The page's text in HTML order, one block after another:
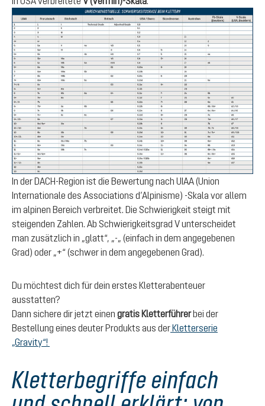
In der DACH-Region ist die Bewertung nach UIAA (Union
Internationale des Associations d’Alpinisme) -Skala vor allem
im alpinen Bereich verbreitet. Die Schwierigkeit steigt mit
steigenden Zahlen. Ab Schwierigkeitsgrad V unterscheidet
man zusätzlich in „glatt“, „-„ (einfach in dem angegebenen
Grad) oder „+“ (schwer in dem angegebenen Grad).
Du möchtest dich für dein erstes Kletterabenteuer
ausstatten?
Dann sichere dir jetzt einen gratis Kletterführer bei der
Bestellung eines deuter Produkts aus der Kletterserie
„Gravity“!
Kletterbegriffe einfach